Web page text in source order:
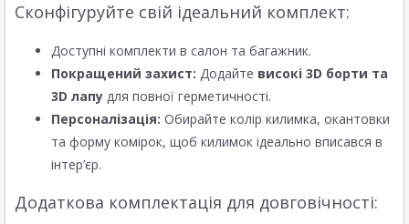
Сконфігуруйте свій ідеальний комплект:
Доступні комплекти в салон та багажник.
Покращений захист: Додайте високі 3D борти та
3D лапу для повної герметичності.
Персоналізація: Обирайте колір килимка, окантовки
та форму комірок, щоб килимок ідеально вписався в
інтер’єр.
Додаткова комплектація для довговічності: